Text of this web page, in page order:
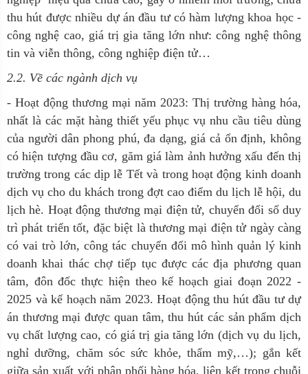
thu hút được nhiều dự án đầu tư có hàm lượng khoa học -
công nghệ cao, giá trị gia tăng lớn như: công nghệ thông
tin và viễn thông, công nghiệp điện tử…
2.2. Về các ngành dịch vụ
- Hoạt động thương mại năm 2023: Thị trường hàng hóa,
nhất là các mặt hàng thiết yếu phục vụ nhu cầu tiêu dùng
của người dân phong phú, đa dạng, giá cả ổn định, không
có hiện tượng đầu cơ, găm giá làm ảnh hưởng xấu đến thị
trường trong các dịp lễ Tết và trong hoạt động kinh doanh
dịch vụ cho du khách trong đợt cao điểm du lịch lễ hội, du
lịch hè. Hoạt động thương mại điện tử, chuyển đổi số duy
trì phát triển tốt, đặc biệt là thương mại điện tử ngày càng
có vai trò lớn, công tác chuyển đổi mô hình quản lý kinh
doanh khai thác chợ tiếp tục được các địa phương quan
tâm, đôn đốc thực hiện theo kế hoạch giai đoạn 2022 -
2025 và kế hoạch năm 2023. Hoạt động thu hút đầu tư dự
án thương mại được quan tâm, thu hút các sản phẩm dịch
vụ chất lượng cao, có giá trị gia tăng lớn (dịch vụ du lịch,
nghỉ dưỡng, chăm sóc sức khỏe, thẩm mỹ,…); gắn kết
giữa sản xuất với phân phối hàng hóa, liên kết trong chuỗi